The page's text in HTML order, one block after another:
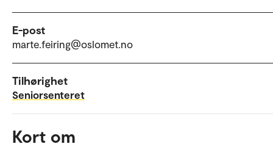
E-post
marte.feiring@oslomet.no
Tilhørighet
Seniorsenteret
Kort om